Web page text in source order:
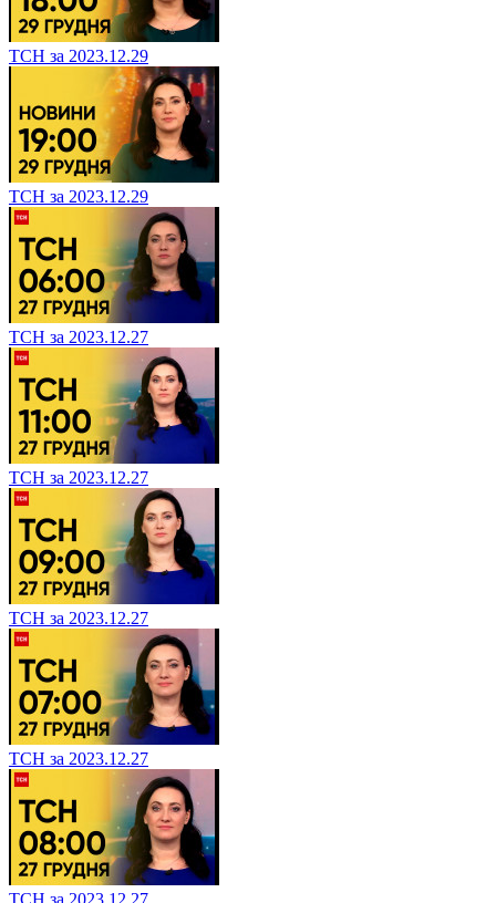
ТСН за 2023.12.29
ТСН за 2023.12.29
ТСН за 2023.12.27
ТСН за 2023.12.27
ТСН за 2023.12.27
ТСН за 2023.12.27
ТСН за 2023.12.27